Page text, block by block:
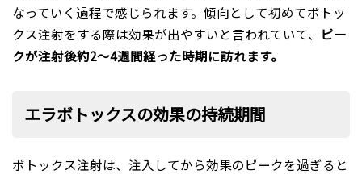
なっていく過程で感じられます。傾向として初めてボトッ
クス注射をする際は効果が出やすいと言われていて、 ピー
クが注射後約2～4週間経った時期に訪れます。
エラボトックスの効果の持続期間
ボトックス注射は、注入してから効果のピークを過ぎると